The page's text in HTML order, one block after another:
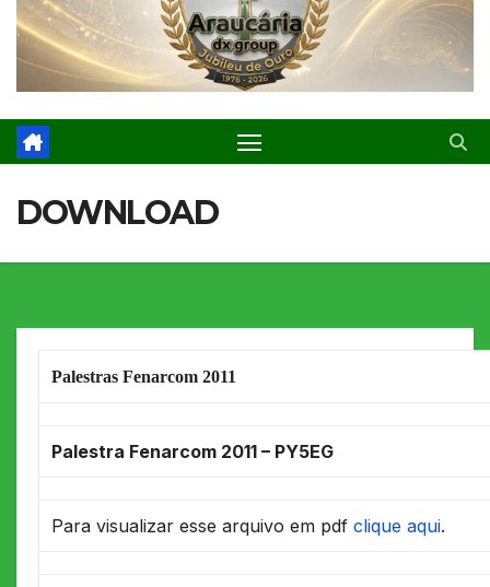
DOWNLOAD
Palestras Fenarcom 2011
Palestra Fenarcom 2011 – PY5EG
Para visualizar esse arquivo em pdf clique aqui.